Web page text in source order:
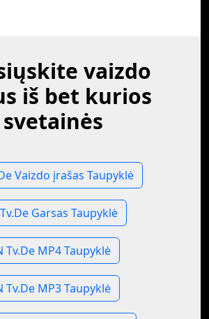
vaizdo
iš bet kurios
svetainės
Vaizdo įrašas Taupyklė
Garsas Taupyklė
Tv.De MP4 Taupyklė
Tv.De MP3 Taupyklė